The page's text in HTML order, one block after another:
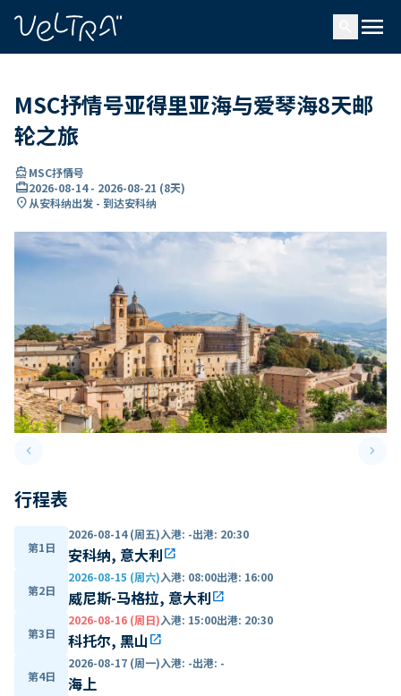
menu
MSC抒情号亚得里亚海与爱琴海8天邮
轮之旅
directions_boatMSC抒情号
card_travel2026-08-14- 2026-08-21 (8天)
location_on从安科纳出发 - 到达安科纳
keyboard_arrow_leftPrevious slide keyboard_arrow_right
行程表
第1日
2026-08-14 (周五)入港: -出港: 20:30
安科纳, 意大利open_in_new
第2日
2026-08-15 (周六)入港: 08:00出港: 16:00
威尼斯-马格拉, 意大利open_in_new
第3日
2026-08-16 (周日)入港: 15:00出港: 20:30
科托尔, 黑山 open_in_new
第4日
2026-08-17 (周一)入港: -出港: -
海上